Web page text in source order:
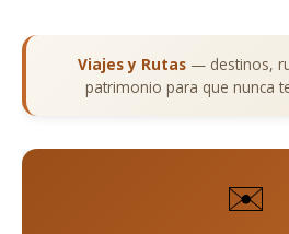
Viajes y Rutas — destinos,
patrimonio para que nunca
✉️